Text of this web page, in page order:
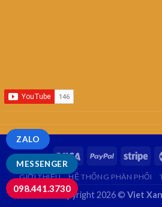
GIỚI THIỆU HỆ THỐNG PHÂN PHỐI
Copyright 2026 © Viet
MESSENGER
ZALO
098.441.3730